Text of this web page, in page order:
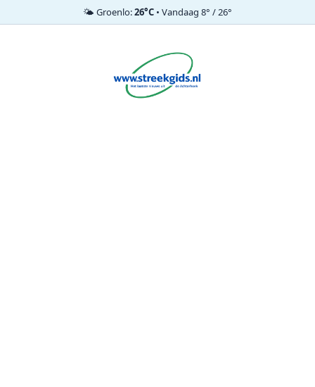
🌤️ Groenlo:26°C • Vandaag 8° / 26°